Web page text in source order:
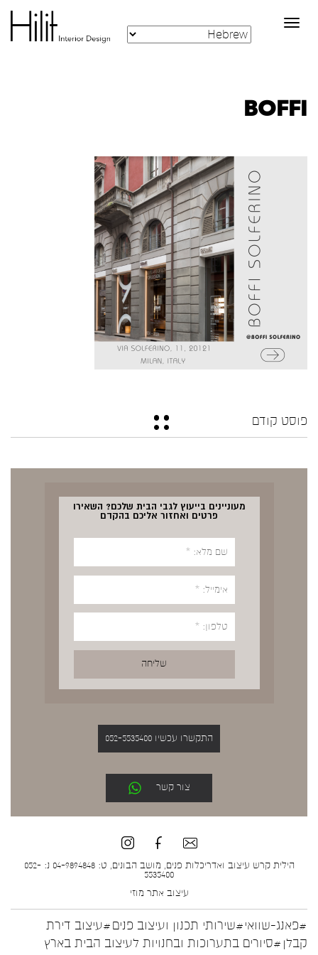
Toggle
navigation
BOFFI
פוסט קודם
מעוניינים בייעוץ לגבי הבית שלכם? השאירו
פרטים ואחזור אליכם בהקדם
התקשרו עכשיו 052-5535400
צור קשר
הילית קרש עיצוב ואדריכלות פנים, מושב הבונים, ט: 04-9894848 נ: 052-
5535400
עיצוב אתר מוזי
#פאנג-שוואי#שירותי תכנון ועיצוב פנים#עיצוב דירת
קבלן #סיורים בתערוכות ובחנויות לעיצוב הבית בארץ